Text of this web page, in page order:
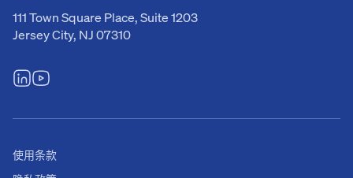
111 Town Square Place, Suite 1203
Jersey City, NJ 07310
使用条款